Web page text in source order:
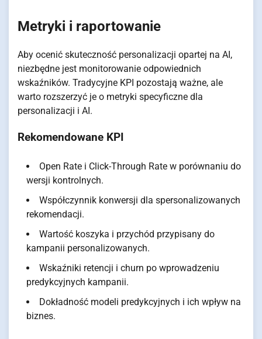
Metryki i raportowanie
Aby ocenić skuteczność personalizacji opartej na AI,
niezbędne jest monitorowanie odpowiednich
wskaźników. Tradycyjne KPI pozostają ważne, ale
warto rozszerzyć je o metryki specyficzne dla
personalizacji i AI.
Rekomendowane KPI
Open Rate i Click-Through Rate w porównaniu do
wersji kontrolnych.
Współczynnik konwersji dla spersonalizowanych
rekomendacji.
Wartość koszyka i przychód przypisany do
kampanii personalizowanych.
Wskaźniki retencji i churn po wprowadzeniu
predykcyjnych kampanii.
Dokładność modeli predykcyjnych i ich wpływ na
biznes.